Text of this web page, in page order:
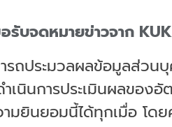
รับจดหมายข่าวจาก
ารถประมวลผลข้อมูลส่วน
เนินการประเมินผลของอั
มยินยอมนี้ได้ทุกเมื่อ โด